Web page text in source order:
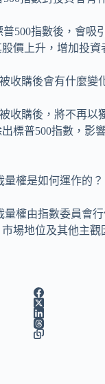
普500指數後，會吸
價上升，增加投資
收購後會有什麼變
被收購後，將不再以
標普500指數，影
量權是如何運作的？
量權由指數委員會
場地位及其他主觀